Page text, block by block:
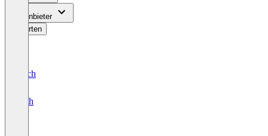
Für Anbieter
Bewerten
Deutsch
English